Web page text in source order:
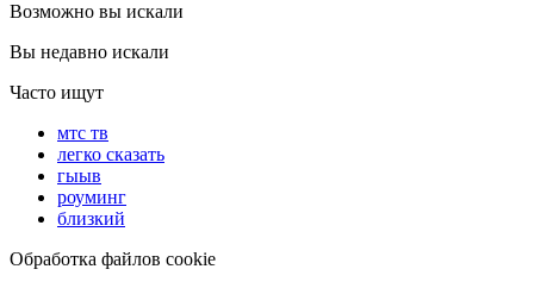
Возможно вы искали
Вы недавно искали
Часто ищут
мтс тв
легко сказать
гыыв
роуминг
близкий
Обработка файлов cookie